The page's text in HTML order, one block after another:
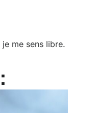
me sens libre.